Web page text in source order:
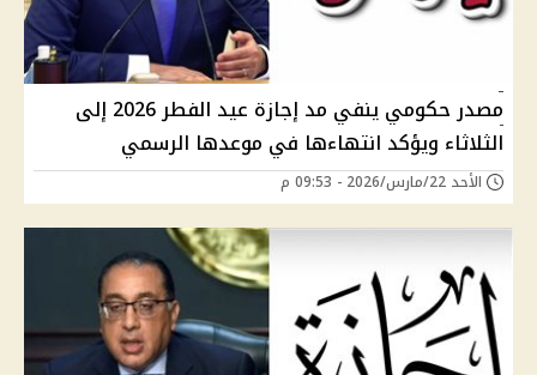
مصدر حكومي ينفي مد إجازة عيد الفطر 2026 إلى
الثلاثاء ويؤكد انتهاءها في موعدها الرسمي
الأحد 22/مارس/2026 - 09:53 م